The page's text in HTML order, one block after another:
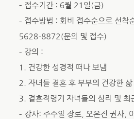
– 접수기간 : 6월 21일(금)
– 접수방법 : 회비 접수순으로 선
5628-8872(문의 및 접수)
– 강의 :
1. 건강한 성경적 떠나 보냄
2. 자녀들 결혼 후 부부의 건강한 삶
3. 결혼적령기 자녀들의 심리 및 최
– 강사: 주수일 장로, 오은진 권사,